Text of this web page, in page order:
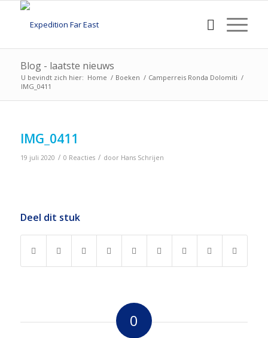
Blog - laatste nieuws
U bevindt zich hier: Home / Boeken / Camperreis Ronda Dolomiti /
IMG_0411
IMG_0411
19 juli 2020 / 0 Reacties / door Hans Schrijen
Deel dit stuk
0